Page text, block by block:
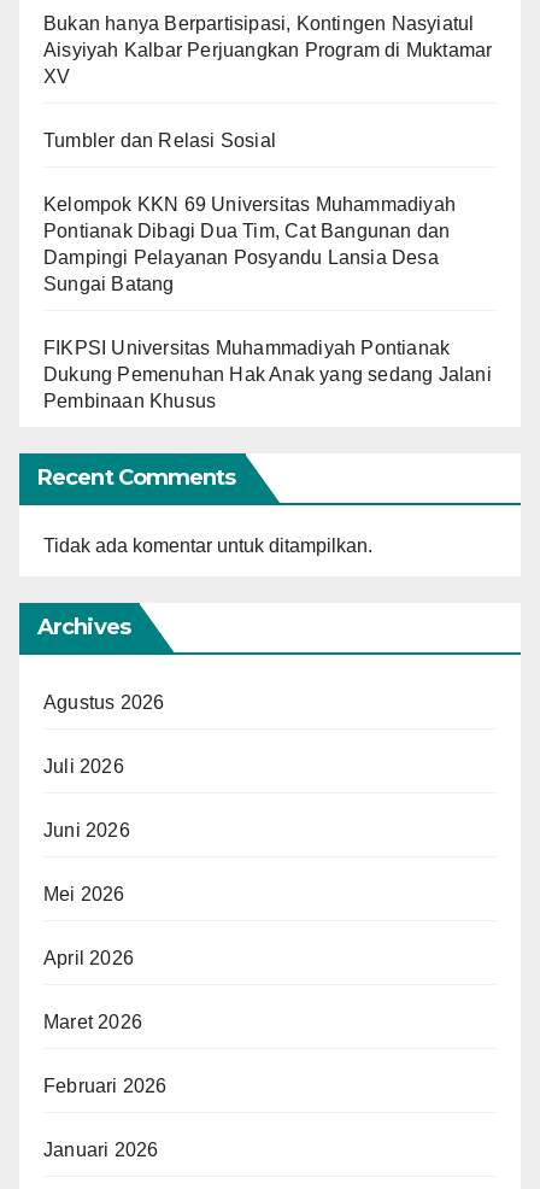
Bukan hanya Berpartisipasi, Kontingen Nasyiatul
Aisyiyah Kalbar Perjuangkan Program di Muktamar
XV
Tumbler dan Relasi Sosial
Kelompok KKN 69 Universitas Muhammadiyah
Pontianak Dibagi Dua Tim, Cat Bangunan dan
Dampingi Pelayanan Posyandu Lansia Desa
Sungai Batang
FIKPSI Universitas Muhammadiyah Pontianak
Dukung Pemenuhan Hak Anak yang sedang Jalani
Pembinaan Khusus
Recent Comments
Tidak ada komentar untuk ditampilkan.
Archives
Agustus 2026
Juli 2026
Juni 2026
Mei 2026
April 2026
Maret 2026
Februari 2026
Januari 2026